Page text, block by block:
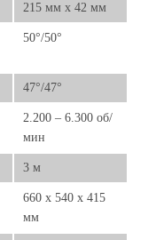
215 мм x 42 мм
50°/50°
47°/47°
2.200 – 6.300 об/
мин
3 м
660 x 540 x 415
мм